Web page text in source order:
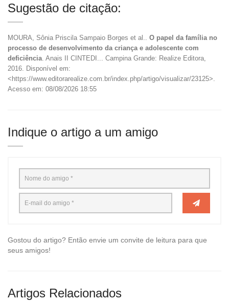
Sugestão de citação:
MOURA, Sônia Priscila Sampaio Borges et al.. O papel da família no
processo de desenvolvimento da criança e adolescente com
deficiência . Anais II CINTEDI... Campina Grande: Realize Editora,
2016. Disponível em:
<https://www.editorarealize.com.br/index.php/artigo/visualizar/23125>.
Acesso em: 08/08/2026 18:55
Indique o artigo a um amigo
Gostou do artigo? Então envie um convite de leitura para que
seus amigos!
Artigos Relacionados